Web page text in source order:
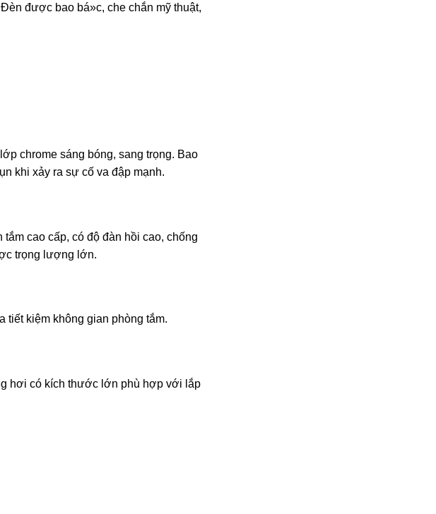
bao bá»c, che chắn mỹ thuật,
chrome sáng bóng, sang trọng. Bao
khi xảy ra sự cố va đập mạnh.
cao cấp, có độ đàn hồi cao, chống
trọng lượng lớn.
kiệm không gian phòng tắm.
hơi có kích thước lớn phù hợp với lắp